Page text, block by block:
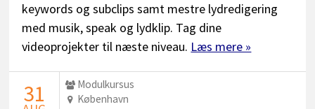
keywords og subclips samt mestre lydredigering
med musik, speak og lydklip. Tag dine
videoprojekter til næste niveau. Læs mere »
STARTDATO:
31 Udbyder:
Modulkursus
Sted:
København